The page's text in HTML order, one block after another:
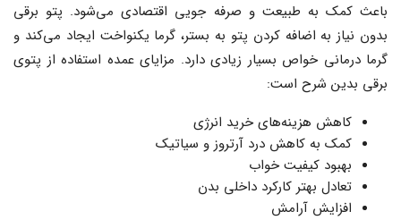
باعث کمک به طبیعت و صرفه جویی اقتصادی می‌شود. پتو برقی
بدون نیاز به اضافه کردن پتو به بستر، گرما یکنواخت ایجاد می‌کند و
گرما درمانی خواص بسیار زیادی دارد. مزایای عمده استفاده از پتوی
برقی بدین شرح است:
کاهش هزینه‌های خرید انرژی
کمک به کاهش درد آرتروز و سیاتیک
بهبود کیفیت خواب
تعادل بهتر کارکرد داخلی بدن
افزایش آرامش